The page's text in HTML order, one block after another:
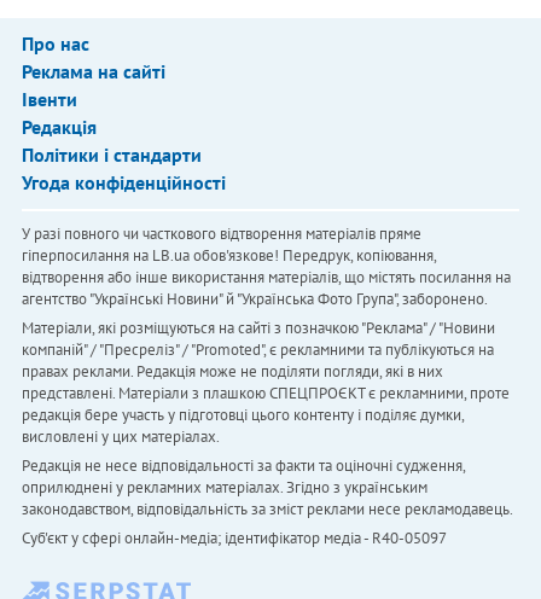
Про нас
Реклама на сайті
Івенти
Редакція
Політики і стандарти
Угода конфіденційності
У разі повного чи часткового відтворення матеріалів пряме
гіперпосилання на LB.ua обов'язкове! Передрук, копіювання,
відтворення або інше використання матеріалів, що містять посилання на
агентство "Українськi Новини" й "Українська Фото Група", заборонено.
Матеріали, які розміщуються на сайті з позначкою "Реклама" / "Новини
компаній" / "Пресреліз" / "Promoted", є рекламними та публікуються на
правах реклами. Редакція може не поділяти погляди, які в них
представлені. Матеріали з плашкою СПЕЦПРОЄКТ є рекламними, проте
редакція бере участь у підготовці цього контенту і поділяє думки,
висловлені у цих матеріалах.
Редакція не несе відповідальності за факти та оціночні судження,
оприлюднені у рекламних матеріалах. Згідно з українським
законодавством, відповідальність за зміст реклами несе рекламодавець.
Cуб'єкт у сфері онлайн-медіа; ідентифікатор медіа - R40-05097